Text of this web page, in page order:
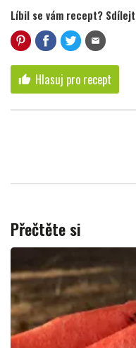
Líbil se vám recept?
mail
thumb_up Hlasuj pro recept
Přečtěte si